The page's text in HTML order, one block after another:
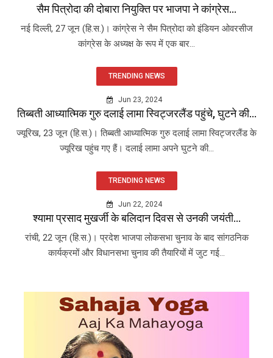
सैम पित्रोदा की दोबारा नियुक्ति पर भाजपा ने कांग्रेस...
नई दिल्ली, 27 जून (हि.स.)। कांग्रेस ने सैम पित्रोदा को इंडियन ओवरसीज
कांग्रेस के अध्यक्ष के रूप में एक बार...
TRENDING NEWS
Jun 23, 2024
तिब्बती आध्यात्मिक गुरु दलाई लामा स्विट्जरलैंड पहुंचे, घुटने की...
ज्यूरिख, 23 जून (हि.स.)। तिब्बती आध्यात्मिक गुरु दलाई लामा स्विट्जरलैंड के
ज्यूरिख पहुंच गए हैं। दलाई लामा अपने घुटने की...
TRENDING NEWS
Jun 22, 2024
श्यामा प्रसाद मुखर्जी के बलिदान दिवस से उनकी जयंती...
रांची, 22 जून (हि.स.)। प्रदेश भाजपा लोकसभा चुनाव के बाद सांगठनिक
कार्यक्रमों और विधानसभा चुनाव की तैयारियों में जुट गई...